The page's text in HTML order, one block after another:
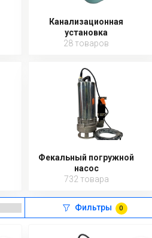
Канализационная
установка
28 товаров
Фекальный погружной
насос
732 товара
Фильтры 0